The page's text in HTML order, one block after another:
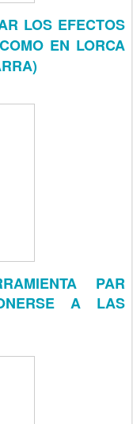
LOS EFECTOS
EN LORCA
PAR
A LAS